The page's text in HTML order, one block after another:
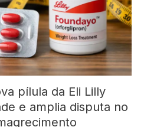
pílula da Eli Lilly
e amplia disputa no